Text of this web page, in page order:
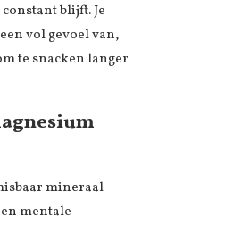
blijft. Je
vol gevoel van,
te snacken langer
mineraal
mentale